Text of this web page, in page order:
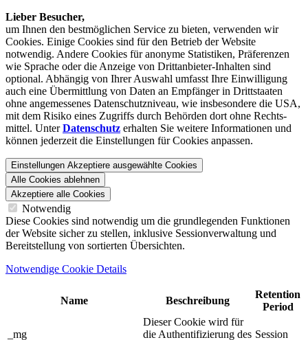
Lieber Besucher,
um Ihnen den best­möglichen Service zu bieten, verwenden wir
Cookies. Einige Cookies sind für den Betrieb der Website
notwendig. Andere Cookies für anonyme Statistiken, Präferenzen
wie Sprache oder die Anzeige von Dritt­anbieter-Inhalten sind
optional. Abhängig von Ihrer Auswahl umfasst Ihre Einwilligung
auch eine Übermittlung von Daten an Empfänger in Drittstaaten
ohne angemessenes Daten­schutz­niveau, wie insbesondere die USA,
mit dem Risiko eines Zugriffs durch Behörden dort ohne Rechts­
mittel. UnterDatenschutz erhalten Sie weitere Informationen und
können jederzeit die Einstellungen für Cookies anpassen.
Einstellungen Akzeptiere ausgewählte Cookies
Alle Cookies ablehnen
Akzeptiere alle Cookies
Notwendig
Diese Cookies sind notwendig um die grundlegenden Funktionen
der Website sicher zu stellen, inklusive Sessionverwaltung und
Bereitstellung von sortierten Übersichten.
Notwendige Cookie Details
Name Beschreibung
Retention
Period
_mg
Dieser Cookie wird für
die Authentifizierung des Session